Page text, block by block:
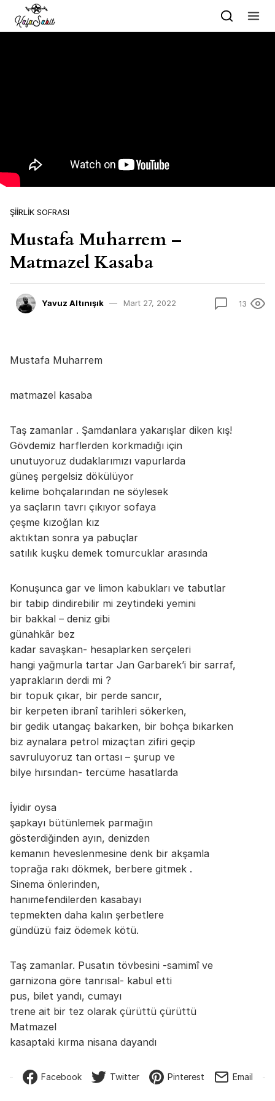
Skip to content
ŞIIRLIK SOFRASI
Mustafa Muharrem –
Matmazel Kasaba
Yavuz Altınışık Mart 27, 2022 13
Mustafa Muharrem
matmazel kasaba
Taş zamanlar . Şamdanlara yakarışlar diken kış!
Gövdemiz harflerden korkmadığı için
unutuyoruz dudaklarımızı vapurlarda
güneş pergelsiz dökülüyor
kelime bohçalarından ne söylesek
ya saçların tavrı çıkıyor sofaya
çeşme kızoğlan kız
aktıktan sonra ya pabuçlar
satılık kuşku demek tomurcuklar arasında
Konuşunca gar ve limon kabukları ve tabutlar
bir tabip dindirebilir mi zeytindeki yemini
bir bakkal – deniz gibi
günahkâr bez
kadar savaşkan- hesaplarken serçeleri
hangi yağmurla tartar Jan Garbarek’i bir sarraf,
yaprakların derdi mi ?
bir topuk çıkar, bir perde sancır,
bir kerpeten ibranî tarihleri sökerken,
bir gedik utangaç bakarken, bir bohça bıkarken
biz aynalara petrol mizaçtan zifiri geçip
savruluyoruz tan ortası – şurup ve
bilye hırsından- tercüme hasatlarda
İyidir oysa
şapkayı bütünlemek parmağın
gösterdiğinden ayın, denizden
kemanın heveslenmesine denk bir akşamla
toprağa rakı dökmek, berbere gitmek .
Sinema önlerinden,
hanımefendilerden kasabayı
tepmekten daha kalın şerbetlere
gündüzü faiz ödemek kötü.
Taş zamanlar. Pusatın tövbesini -samimî ve
garnizona göre tanrısal- kabul etti
pus, bilet yandı, cumayı
trene ait bir tez olarak çürüttü çürüttü
Matmazel
kasaptaki kırma nisana dayandı
Facebook Twitter Pinterest Email